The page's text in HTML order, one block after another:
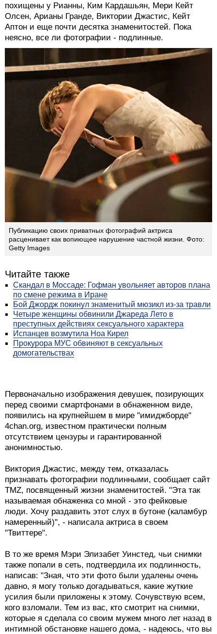
похищены у Рианны, Ким Кардашьян, Мери Кейт
Олсен, Арианы Гранде, Виктории Джастис, Кейт
Аптон и еще почти десятка знаменитостей. Пока
неясно, все ли фотографии - подлинные.
Публикацию своих приватных фотографий актриса
расценивает как вопиющее нарушение частной жизни. Фото:
Getty Images
Читайте также
Скандал в Моссаде: Гофман увольняет авторов плана
по смене режима в Иране
Бой Джордж покинул знаменитый мюзикл из-за травли
Четыре женщины обвинили Джареда Лето в
преступных действиях сексуального характера
Испанцев возмутила Ноа Кирел
Прокурора МУС обвиняют в сексуальных
домогательствах
Первоначально изображения девушек, позирующих
перед своими смартфонами в обнаженном виде,
появились на крупнейшем в мире "имиджборде"
4сhan.org, известном практически полным
отсутствием цензуры и гарантированной
анонимностью.
Виктория Джастис, между тем, отказалась
признавать фотографии подлинными, сообщает сайт
TMZ, посвященный жизни знаменитостей. "Эта так
называемая обнаженка со мной - это фейковые
люди. Хочу раздавить этот слух в бутоне (каламбур
намеренный)", - написала актриса в своем
"Твиттере".
В то же время Мэри Элизабет Уинстед, чьи снимки
также попали в сеть, подтвердила их подлинность,
написав: "Зная, что эти фото были удалены очень
давно, я могу только догадываться, какие жуткие
усилия были приложены к этому. Сочувствую всем,
кого взломали. Тем из вас, кто смотрит на снимки,
которые я сделала со своим мужем много лет назад в
интимной обстановке нашего дома, - надеюсь, что вы